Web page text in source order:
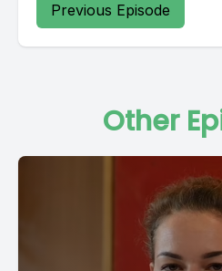
Previous Episode
Other